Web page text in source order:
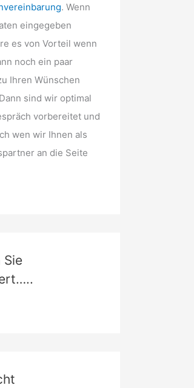
. Wenn
eingegeben
es von Vorteil wenn
noch ein paar
Ihren Wünschen
sind wir optimal
vorbereitet und
wen wir Ihnen als
an die Seite
Sie